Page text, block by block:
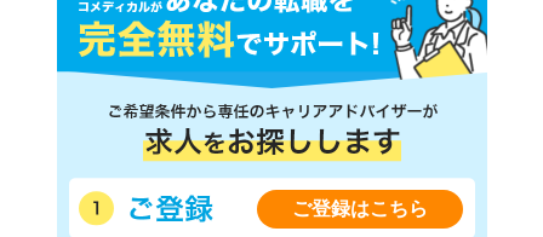
ご登録はこちら